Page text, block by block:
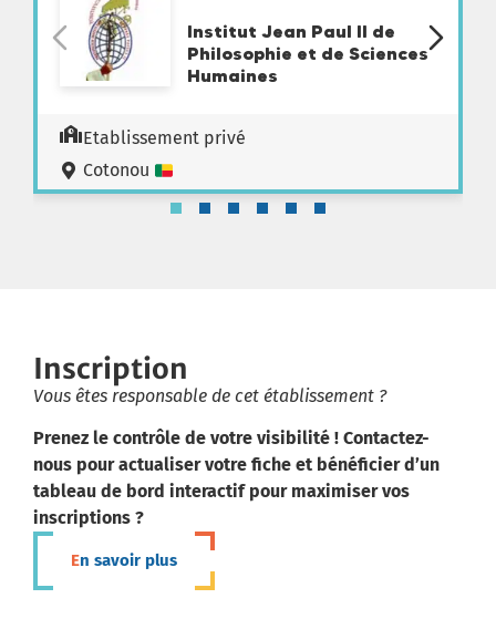
Institut Jean Paul II de
Philosophie et de Sciences
Humaines
Etablissement privé
Cotonou
Inscription
Vous êtes responsable de cet établissement ?
Prenez le contrôle de votre visibilité ! Contactez-
nous pour actualiser votre fiche et bénéficier d’un
tableau de bord interactif pour maximiser vos
inscriptions ?
En savoir plus